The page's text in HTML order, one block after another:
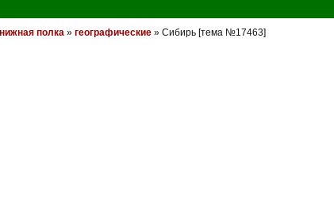
полка» географические» Сибирь [тема №17463]